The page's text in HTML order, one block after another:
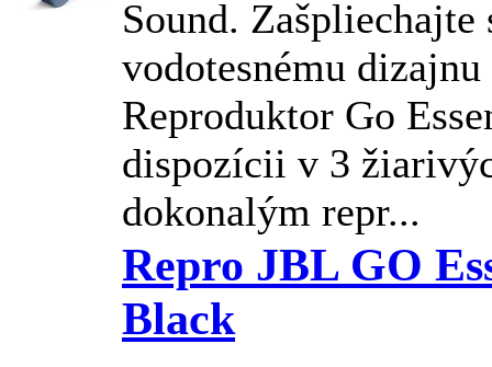
Sound.
vodotesnému
Reproduktor Go
dispozícii v 3
dokonalým repr...
Repro JBL GO
Black